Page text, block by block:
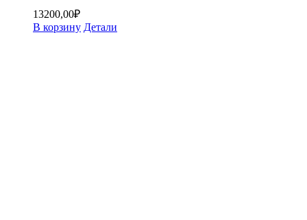
13200,00₽
В корзину Детали